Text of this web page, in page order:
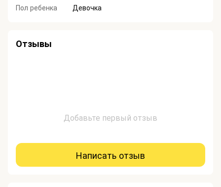
Пол ребенка
Девочка
Отзывы
Добавьте первый отзыв
Написать отзыв